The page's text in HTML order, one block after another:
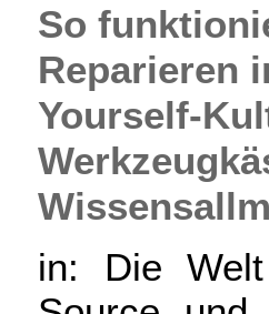
So
Reparieren
Yourself-
in: Die